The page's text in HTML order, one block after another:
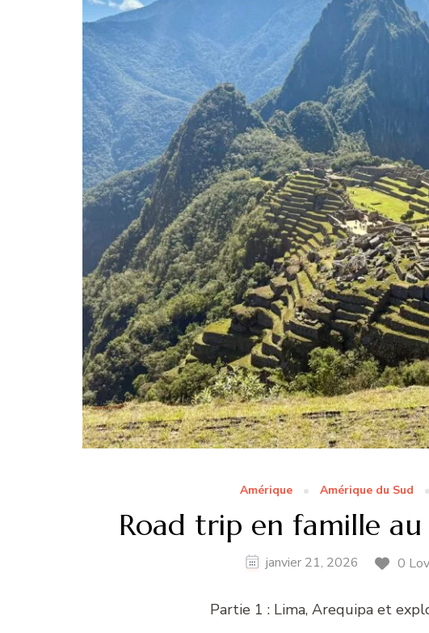
Amérique Amérique du Sud
Road trip en famille au
janvier 21, 2026 0
Partie 1 : Lima, Arequipa et